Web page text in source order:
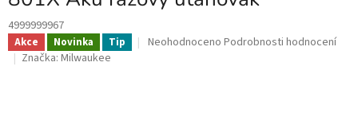
4999999967
Akce Novinka Tip
Průměrné
Neohodnoceno Podrobnosti hodnocení
Značka: Milwaukee